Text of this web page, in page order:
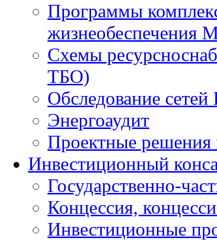
Программы
жизнеобеспечения
Схемы
ТБО)
Обследование
Энергоаудит
Проектные решения
Инвестиционный
Государственно-
Концессия,
Инвестиционные